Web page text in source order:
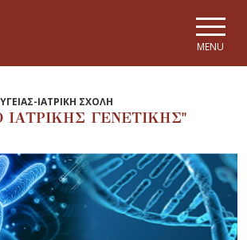
MENU
ΙΑΤΡΙΚΗ ΣΧΟΛΗ
ΙΑΤΡΙΚΗΣ ΓΕΝΕΤΙΚΗΣ"